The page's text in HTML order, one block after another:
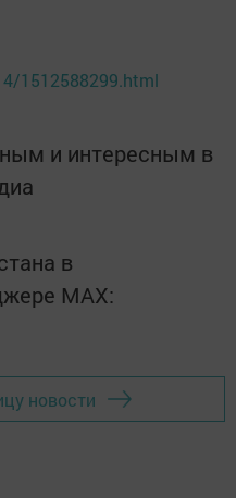
1512588299.html
и интересным в
в
MАХ:
новости